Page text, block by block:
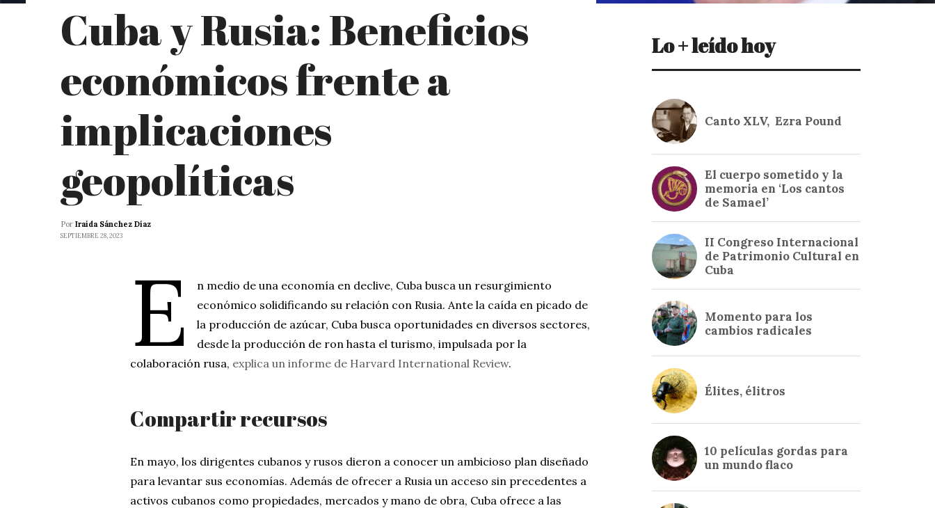
Cuba y Rusia: Beneficios
económicos frente a
implicaciones
geopolíticas
Por Iraida Sánchez Díaz
SEPTIEMBRE 28, 2023
E
n medio de una economía en declive, Cuba busca un resurgimiento
económico solidificando su relación con Rusia. Ante la caída en picado de
la producción de azúcar, Cuba busca oportunidades en diversos sectores,
desde la producción de ron hasta el turismo, impulsada por la
colaboración rusa, explica un informe de Harvard International Review.
Compartir recursos
En mayo, los dirigentes cubanos y rusos dieron a conocer un ambicioso plan diseñado
para levantar sus economías. Además de ofrecer a Rusia un acceso sin precedentes a
activos cubanos como propiedades, mercados y mano de obra, Cuba ofrece a las
Lo + leído hoy